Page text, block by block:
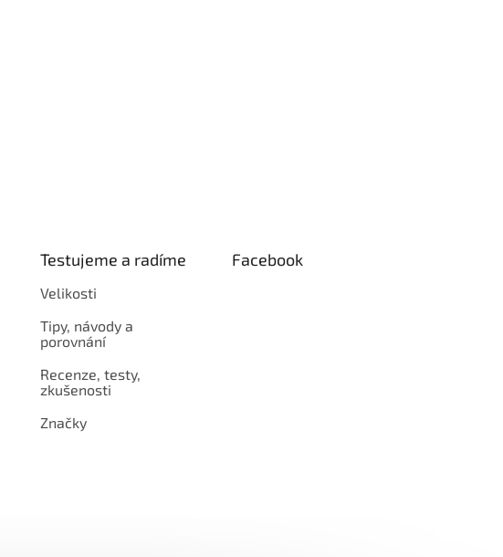
Testujeme a radíme
Velikosti
Tipy, návody a
porovnání
Recenze, testy,
zkušenosti
Značky
Facebook